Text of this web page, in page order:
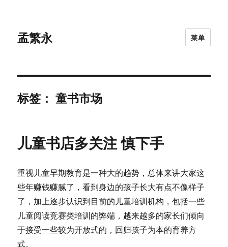
孟繁永 菜单
标签：童书市场
儿童书店多关注 慎下手
重视儿童早期教育是一种大的趋势，总体来讲大家这
些年赚钱赚腻了，看到身边的孩子长大有点不像样子
了，加上逐步认识到目前的儿童培训机构，包括一些
儿童阅读竞赛类培训的弊端，越来越多的家长们倾向
于接受一些较为开放式的，回归孩子为本的育养方
式。